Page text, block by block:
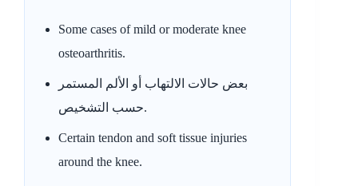
Some cases of mild or moderate knee
osteoarthritis.
بعض حالات الالتهاب أو الألم المستمر
حسب التشخيص.
Certain tendon and soft tissue injuries
around the knee.